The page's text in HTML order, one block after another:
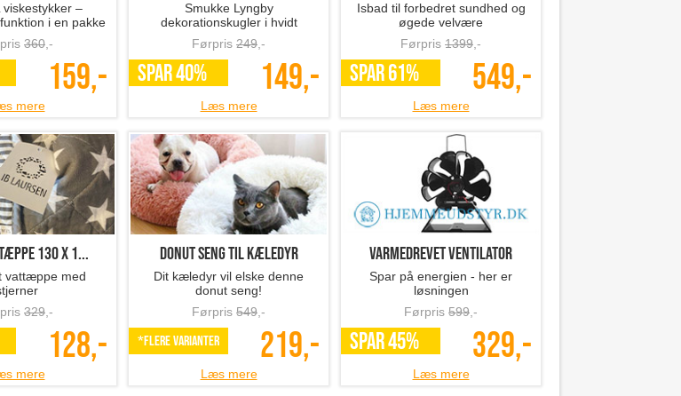
viskestykker –
i en pakke
360 ,-
159,-
mere
Smukke Lyngby
dekorationskugler i hvidt
porcelæn, 2-pak
Førpris 249 ,-
SPAR 40% 149,-
Læs mere
Isbad til forbedret sundhed og
øgede velvære
Førpris 1399 ,-
SPAR 61% 549,-
Læs mere
130 x 1...
vattæppe med
329 ,-
128,-
mere
Donut seng til kæledyr
Dit kæledyr vil elske denne
donut seng!
Førpris 549 ,-
*Flere varianter 219,-
Læs mere
Varmedrevet ventilator
Spar på energien - her er
løsningen
Førpris 599 ,-
SPAR 45% 329,-
Læs mere